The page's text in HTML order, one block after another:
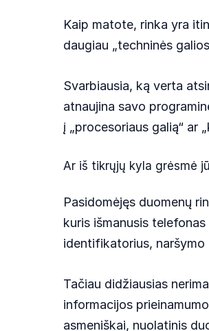
Kaip matote, rinka yra
daugiau „techninės
Svarbiausia, ką verta
atnaujina savo
į „procesoriaus galią“ ar
Ar iš tikrųjų kyla grėsmė
Pasidomėjęs duomenų
kuris išmanusis
identifikatorius, naršymo
Tačiau didžiausias
informacijos
asmeniškai, nuolatinis